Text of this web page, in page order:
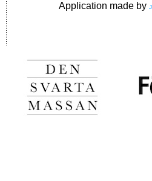
Application made by